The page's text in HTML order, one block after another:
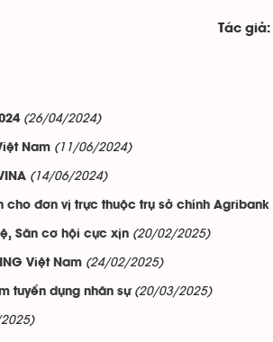
Tác giả:
(26/04/2024)
Nam (11/06/2024)
(14/06/2024)
cho đơn vị trực thuộc trụ sở chính Agribank
Săn cơ hội cực xịn (20/02/2025)
Việt Nam (24/02/2025)
tuyển dụng nhân sự (20/03/2025)